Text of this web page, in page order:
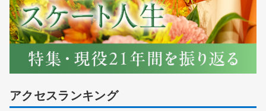
アクセスランキング